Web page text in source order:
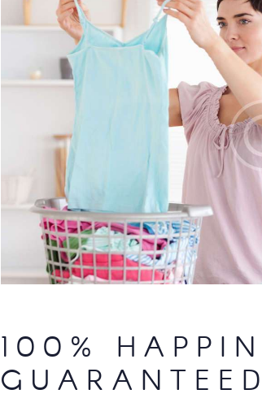
100%
GUARANTEED